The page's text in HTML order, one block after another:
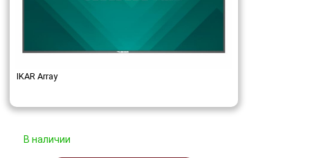
IKAR Array
В наличии